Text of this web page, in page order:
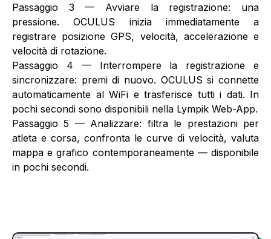
‍Passaggio 3 — Avviare la registrazione: una
pressione. OCULUS inizia immediatamente a
registrare posizione GPS, velocità, accelerazione e
velocità di rotazione.
‍Passaggio 4 — Interrompere la registrazione e
sincronizzare: premi di nuovo. OCULUS si connette
automaticamente al WiFi e trasferisce tutti i dati. In
pochi secondi sono disponibili nella Lympik Web-App.
‍Passaggio 5 — Analizzare: filtra le prestazioni per
atleta e corsa, confronta le curve di velocità, valuta
mappa e grafico contemporaneamente — disponibile
in pochi secondi.